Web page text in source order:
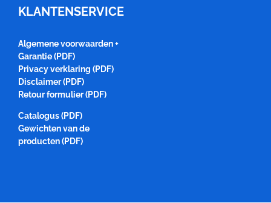
KLANTENSERVICE
Algemene voorwaarden +
Garantie (PDF)
Privacy verklaring (PDF)
Disclaimer (PDF)
Retour formulier (PDF)
Catalogus (PDF)
Gewichten van de
producten (PDF)